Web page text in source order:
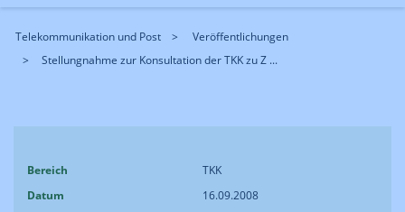
Telekommunikation und Post
Veröffentlichungen
Stellungnahme zur Konsultation der TKK zu Z ...
Bereich
TKK
Datum
16.09.2008